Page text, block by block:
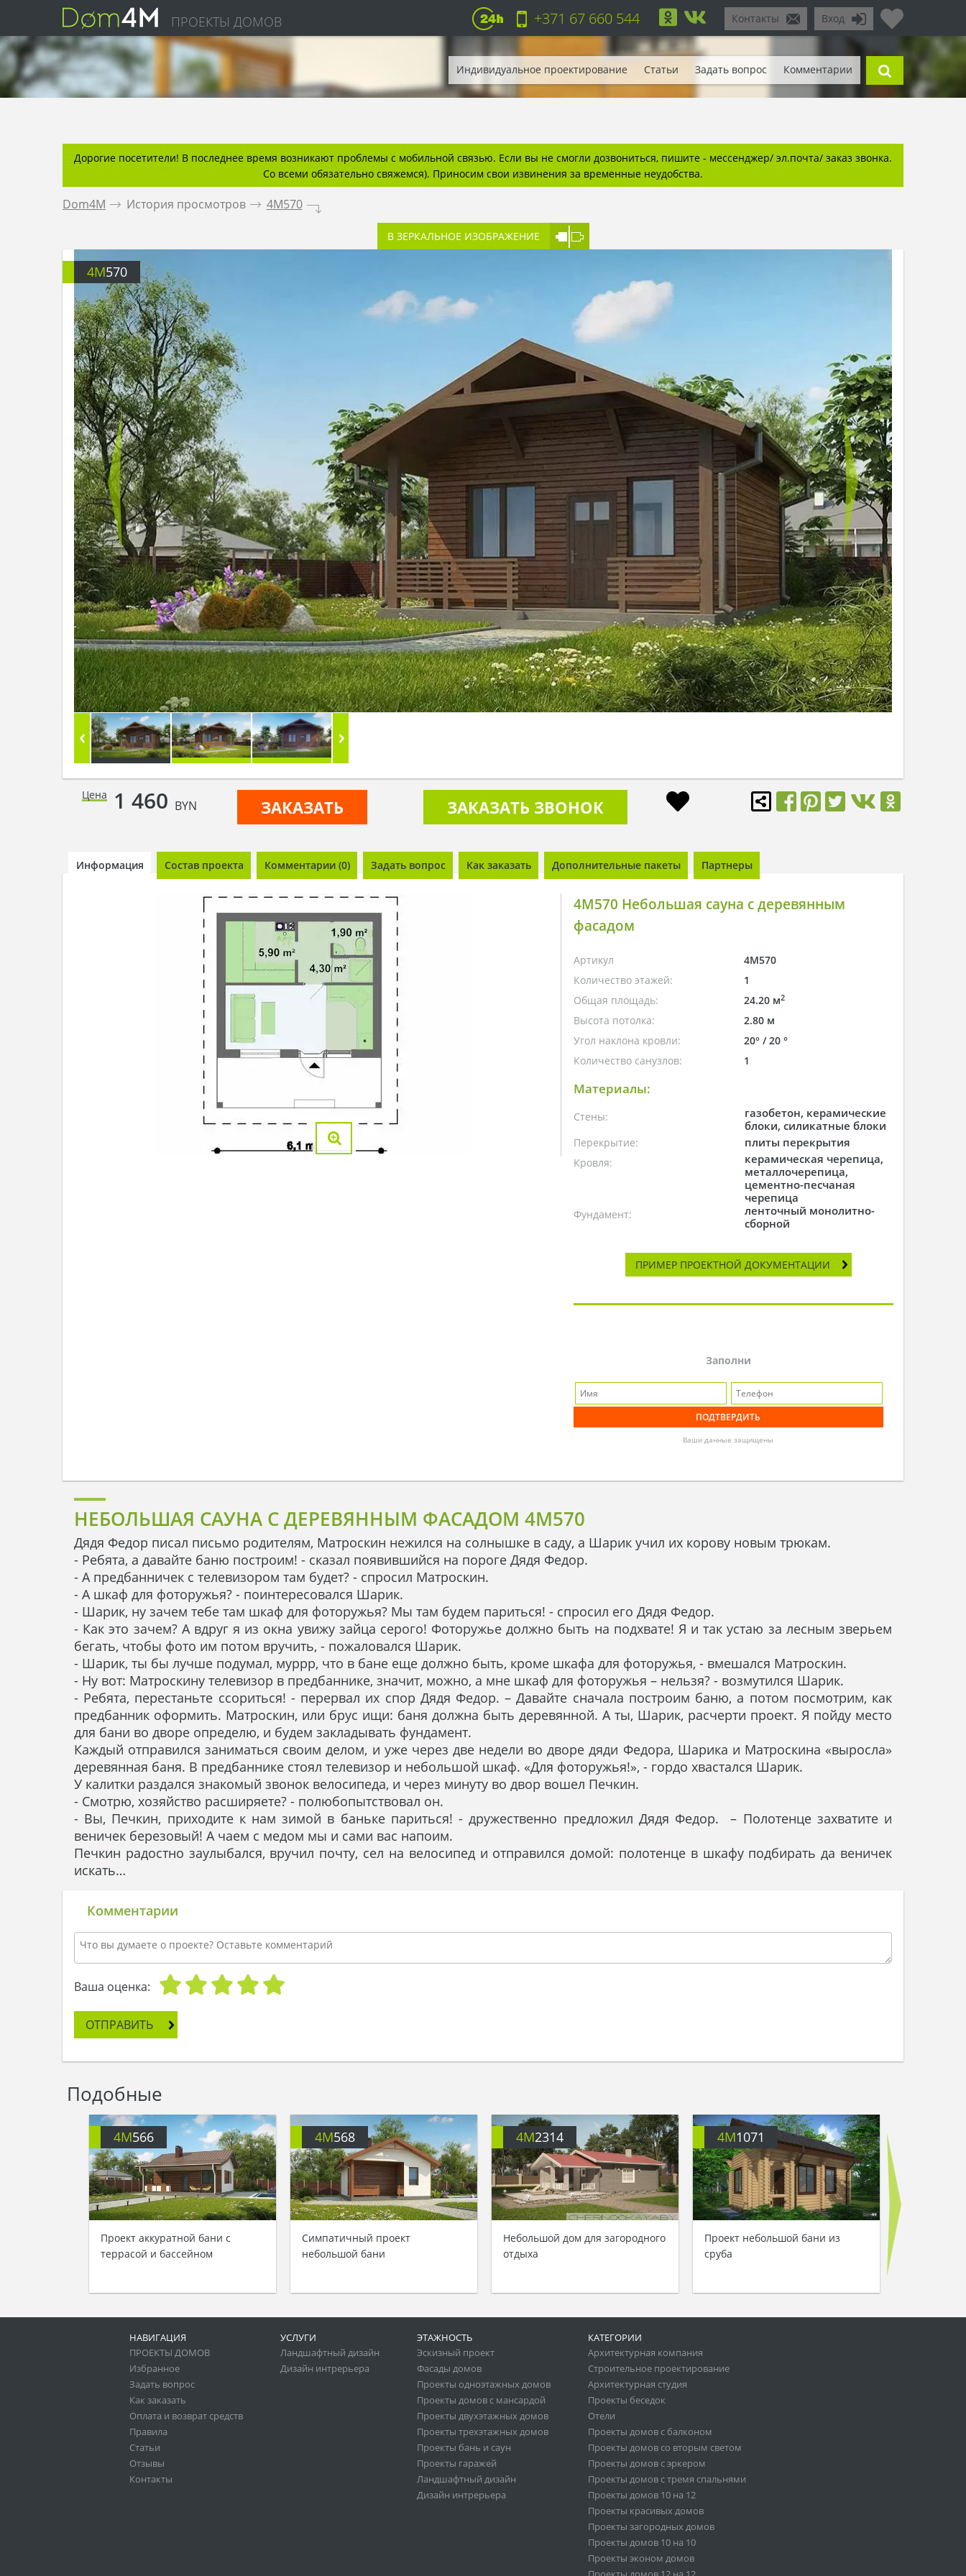
ПРОЕКТЫ ДОМОВ Вход
Контакты
+371 67 660 544
Индивидуальное проектирование Статьи Задать вопрос Комментарии
Дорогие посетители! В последнее время возникают проблемы с мобильной связью. Если вы не смогли дозвониться, пишите - мессенджер/ эл.почта/ заказ звонка.
Со всеми обязательно свяжемся). Приносим свои извинения за временные неудобства.
Dom4M . История просмотров . 4M570 .
В ЗЕРКАЛЬНОЕ ИЗОБРАЖЕНИЕ
4M570
Цена 1 460 BYN ЗАКАЗАТЬ ЗАКАЗАТЬ ЗВОНОК
Информация Состав проекта Комментарии (0) Задать вопрос Как заказать Дополнительные пакеты Партнеры
4M570 Небольшая сауна с деревянным
фасадом
Артикул
4M570
Количество этажей:
1
Общая площадь:
24.20 м2
Высота потолка:
2.80 м
Угол наклона кровли:
20° / 20 °
Количество санузлов:
1
Материалы:
Стены:
газобетон, керамические
блоки, силикатные блоки
Перекрытие: плиты перекрытия
Кровля:
керамическая черепица,
металлочерепица,
цементно-песчаная
черепица
Фундамент:
ленточный монолитно-
сборной
ПРИМЕР ПРОЕКТНОЙ ДОКУМЕНТАЦИИ
Заполни
Ваши данные защищены
НЕБОЛЬШАЯ САУНА С ДЕРЕВЯННЫМ ФАСАДОМ 4M570
Дядя Федор писал письмо родителям, Матроскин нежился на солнышке в саду, а Шарик учил их корову новым трюкам.
- Ребята, а давайте баню построим! - сказал появившийся на пороге Дядя Федор.
- А предбанничек с телевизором там будет? - спросил Матроскин.
- А шкаф для фоторужья? - поинтересовался Шарик.
- Шарик, ну зачем тебе там шкаф для фоторужья? Мы там будем париться! - спросил его Дядя Федор.
- Как это зачем? А вдруг я из окна увижу зайца серого! Фоторужье должно быть на подхвате! Я и так устаю за лесным зверьем
бегать, чтобы фото им потом вручить, - пожаловался Шарик.
- Шарик, ты бы лучше подумал, муррр, что в бане еще должно быть, кроме шкафа для фоторужья, - вмешался Матроскин.
- Ну вот: Матроскину телевизор в предбаннике, значит, можно, а мне шкаф для фоторужья – нельзя? - возмутился Шарик.
- Ребята, перестаньте ссориться! - перервал их спор Дядя Федор. – Давайте сначала построим баню, а потом посмотрим, как
предбанник оформить. Матроскин, или брус ищи: баня должна быть деревянной. А ты, Шарик, расчерти проект. Я пойду место
для бани во дворе определю, и будем закладывать фундамент.
Каждый отправился заниматься своим делом, и уже через две недели во дворе дяди Федора, Шарика и Матроскина «выросла»
деревянная баня. В предбаннике стоял телевизор и небольшой шкаф. «Для фоторужья!», - гордо хвастался Шарик.
У калитки раздался знакомый звонок велосипеда, и через минуту во двор вошел Печкин.
- Смотрю, хозяйство расширяете? - полюбопытствовал он.
- Вы, Печкин, приходите к нам зимой в баньке париться! - дружественно предложил Дядя Федор. – Полотенце захватите и
веничек березовый! А чаем с медом мы и сами вас напоим.
Печкин радостно заулыбался, вручил почту, сел на велосипед и отправился домой: полотенце в шкафу подбирать да веничек
искать…
Комментарии
Ваша оценка:
ОТПРАВИТЬ
Подобные
4M566
Проект аккуратной бани с
террасой и бассейном
4M568
Симпатичный проект
небольшой бани
4M2314
Небольшой дом для загородного
отдыха
4M1071
Проект небольшой бани из
сруба
НАВИГАЦИЯ
ПРОЕКТЫ ДОМОВ
Избранное
Задать вопрос
Как заказать
Оплата и возврат средств
Правила
Статьи
Отзывы
Контакты
УСЛУГИ
Ландшафтный дизайн
Дизайн интрерьера
ЭТАЖНОСТЬ
Эскизный проект
Фасады домов
Проекты одноэтажных домов
Проекты домов с мансардой
Проекты двухэтажных домов
Проекты трехэтажных домов
Проекты бань и саун
Проекты гаражей
Ландшафтный дизайн
Дизайн интрерьера
КАТЕГОРИИ
Архитектурная компания
Строительное проектирование
Архитектурная студия
Проекты беседок
Отели
Проекты домов с балконом
Проекты домов со вторым светом
Проекты домов с эркером
Проекты домов с тремя спальнями
Проекты домов 10 на 12
Проекты красивых домов
Проекты загородных домов
Проекты домов 10 на 10
Проекты эконом домов